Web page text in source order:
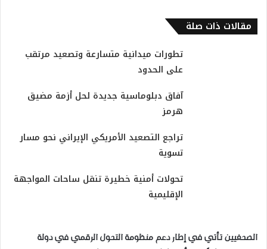
مقالات ذات صلة
تطورات ميدانية متسارعة وتصعيد مرتقب
على الحدود
آفاق دبلوماسية جديدة لحل أزمة مضيق
هرمز
تراجع التصعيد الأمريكي الإيراني نحو مسار
تسوية
تحولات أمنية خطيرة تنقل ساحات المواجهة
الإقليمية
الصحفيين تأتي في إطار دعم منظومة التحول الرقمي في دولة